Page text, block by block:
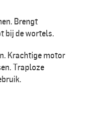
Brengt
bij de wortels.
Krachtige motor
Traploze